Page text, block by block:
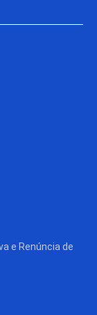
e Renúncia de